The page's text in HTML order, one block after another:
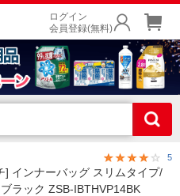
ログイン
会員登録(無料)
5
] インナーバッグ スリムタイプ/
ラック ZSB-IBTHVP14BK